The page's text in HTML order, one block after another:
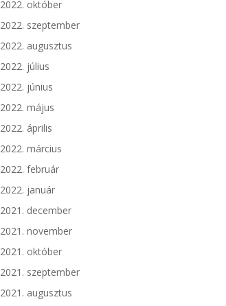
2022. október
2022. szeptember
2022. augusztus
2022. július
2022. június
2022. május
2022. április
2022. március
2022. február
2022. január
2021. december
2021. november
2021. október
2021. szeptember
2021. augusztus